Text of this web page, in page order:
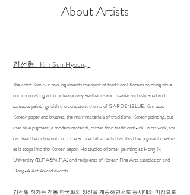
About Artists
김선형 Kim Sun Hyoung
The artist Kim Sun hyoung inherits the spirit of traditional Korean painting while
communicating with contemporary aesthetics and creates sophisticated and
sensuous paintings with the consistent theme of GARDENBLUE. Kim uses
Korean paper and brushes, the main materials of traditional Korean painting, but
uses blue pigment, a modern material, rather than traditional-ink. In his work, you
can feel the rich emotion of the accidental effects that this blue pigment creates
as it seeps into the Korean paper. He studied oriental-painting at Hong-ik
University (B.F.A&M.F.A) and recipients of Korean Fine Arts association and
Dong-A Art Award awards.
김선형 작가는 전통 한국화의 정신을 계승하면서도 동시대의 미감으로